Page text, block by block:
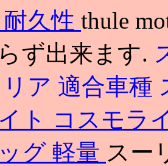
久性 thule
ず出来ます.
ア 適合車種
ト コスモラ
グ 軽量 スー